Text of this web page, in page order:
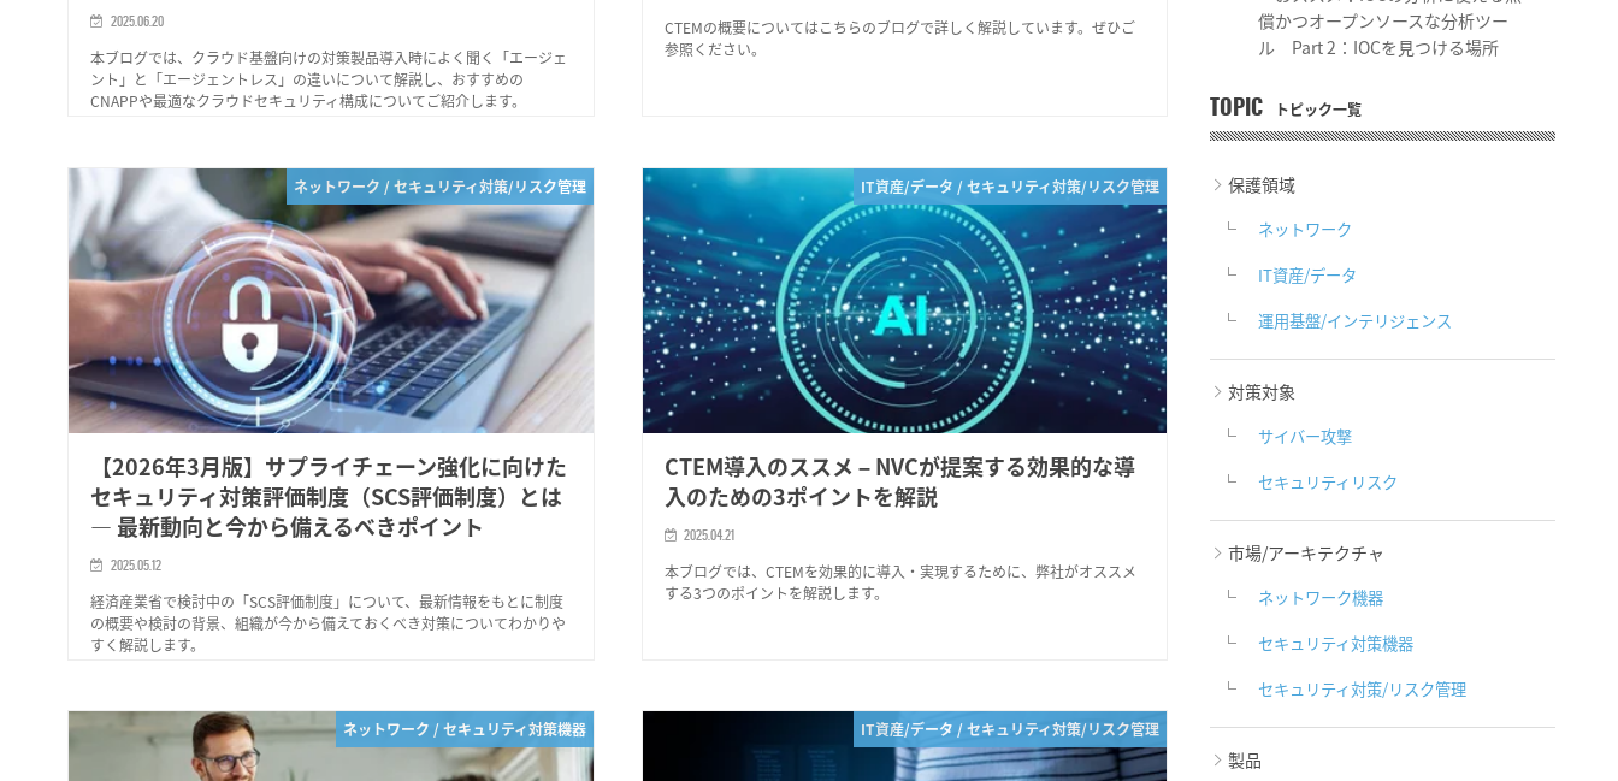
2025.06.20
本ブログでは、クラウド基盤向けの対策製品導入時によく聞く「エージェ
ント」と「エージェントレス」の違いについて解説し、おすすめの
CNAPPや最適なクラウドセキュリティ構成についてご紹介します。
CTEMの概要についてはこちらのブログで詳しく解説しています。ぜひご
参照ください。
ネットワーク / セキュリティ対策/リスク管理
【2026年3月版】サプライチェーン強化に向けた
セキュリティ対策評価制度（SCS評価制度）とは
― 最新動向と今から備えるべきポイント
2025.05.12
経済産業省で検討中の「SCS評価制度」について、最新情報をもとに制度
の概要や検討の背景、組織が今から備えておくべき対策についてわかりや
すく解説します。
IT資産/データ / セキュリティ対策/リスク管理
CTEM導入のススメ – NVCが提案する効果的な導
入のための3ポイントを解説
2025.04.21
本ブログでは、CTEMを効果的に導入・実現するために、弊社がオススメ
する3つのポイントを解説します。
ネットワーク / セキュリティ対策機器 IT資産/データ / セキュリティ対策/リスク管理
償かつオープンソースな分析ツー
ル Part 2：IOCを見つける場所
TOPIC トピック一覧
保護領域
ネットワーク
IT資産/データ
運用基盤/インテリジェンス
対策対象
サイバー攻撃
セキュリティリスク
市場/アーキテクチャ
ネットワーク機器
セキュリティ対策機器
セキュリティ対策/リスク管理
製品